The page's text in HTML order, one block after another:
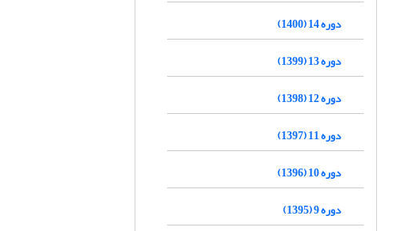
دوره 14 (1400)
دوره 13 (1399)
دوره 12 (1398)
دوره 11 (1397)
دوره 10 (1396)
دوره 9 (1395)